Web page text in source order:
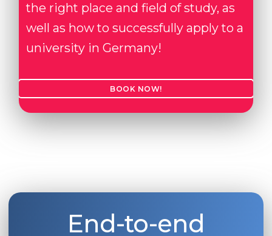
the right place and field of study, as
well as how to successfully apply to a
university in Germany!
BOOK NOW!
End-to-end